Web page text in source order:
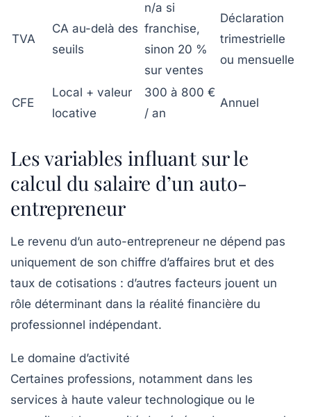
TVA
CA au-delà des
seuils
n/a si
franchise,
sinon 20 %
sur ventes
Déclaration
trimestrielle
ou mensuelle
CFE
Local + valeur
locative
300 à 800 €
/ an
Annuel
Les variables influant sur le
calcul du salaire d’un auto-
entrepreneur
Le revenu d’un auto-entrepreneur ne dépend pas
uniquement de son chiffre d’affaires brut et des
taux de cotisations : d’autres facteurs jouent un
rôle déterminant dans la réalité financière du
professionnel indépendant.
Le domaine d’activité
Certaines professions, notamment dans les
services à haute valeur technologique ou le